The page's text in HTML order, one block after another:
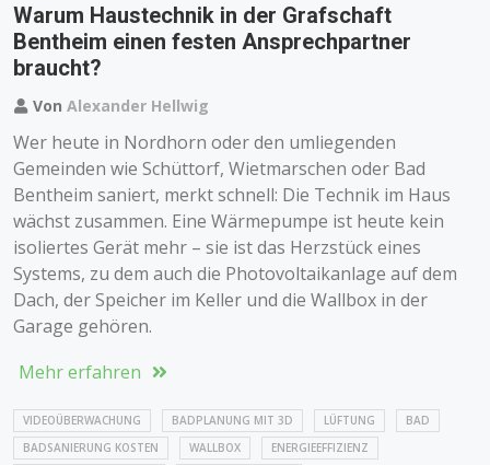
Warum Haustechnik in der Grafschaft
Bentheim einen festen Ansprechpartner
braucht?
Von Alexander Hellwig
Wer heute in Nordhorn oder den umliegenden
Gemeinden wie Schüttorf, Wietmarschen oder Bad
Bentheim saniert, merkt schnell: Die Technik im Haus
wächst zusammen. Eine Wärmepumpe ist heute kein
isoliertes Gerät mehr – sie ist das Herzstück eines
Systems, zu dem auch die Photovoltaikanlage auf dem
Dach, der Speicher im Keller und die Wallbox in der
Garage gehören.
Mehr erfahren
VIDEOÜBERWACHUNG BADPLANUNG MIT 3D LÜFTUNG
BAD
BADSANIERUNG KOSTEN
WALLBOX
ENERGIEEFFIZIENZ